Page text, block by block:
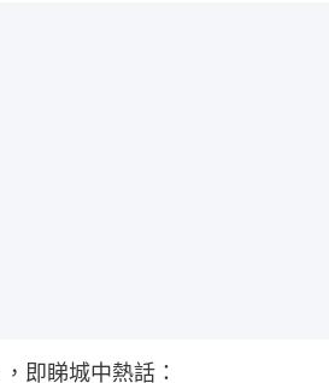
即睇城中熱話：